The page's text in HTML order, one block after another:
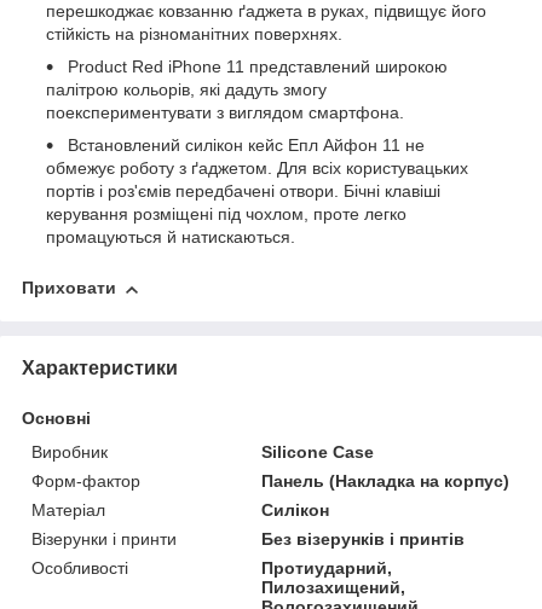
перешкоджає ковзанню ґаджета в руках, підвищує його
стійкість на різноманітних поверхнях.
Product Red iPhone 11 представлений широкою
палітрою кольорів, які дадуть змогу
поекспериментувати з виглядом смартфона.
Встановлений силікон кейс Епл Айфон 11 не
обмежує роботу з ґаджетом. Для всіх користувацьких
портів і роз'ємів передбачені отвори. Бічні клавіші
керування розміщені під чохлом, проте легко
промацуються й натискаються.
Приховати
Характеристики
Основні
Виробник
Silicone Case
Форм-фактор
Панель (Накладка на корпус)
Матеріал
Силікон
Візерунки і принти
Без візерунків і принтів
Особливості
Протиударний,
Пилозахищений,